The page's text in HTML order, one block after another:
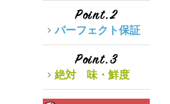
パーフェクト保証
絶対 味・鮮度